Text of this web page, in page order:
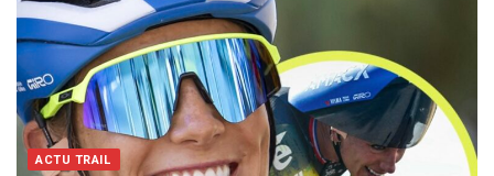
ACTU TRAIL